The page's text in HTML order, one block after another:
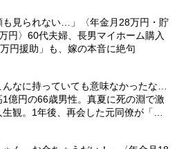
も見られない…」〈年金月28万円・貯
円〉60代夫婦、長男マイホーム購入
円援助」も、嫁の本音に絶句
んなに持っていても意味なかったな…
1億円の66歳男性。真夏に死の淵で激
観。1年後、再会した元同僚が「振